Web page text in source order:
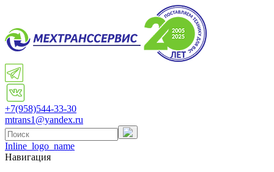
+7(958)544-33-30
mtrans1@yandex.ru
Inline_logo_name
Навигация